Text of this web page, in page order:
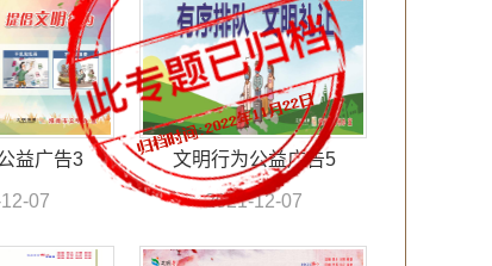
益广告3
07
文明行为公益广告5
2021-12-07